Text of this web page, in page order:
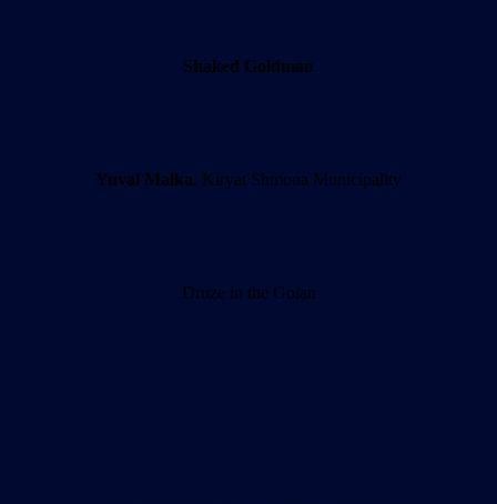
Shaked Goldman
Yuval Malka, Kiryat Shmona Municipality
Druze in the Golan